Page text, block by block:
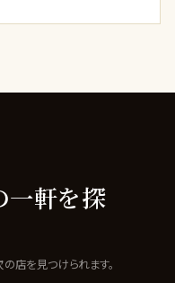
一軒を探
店を見つけられます。